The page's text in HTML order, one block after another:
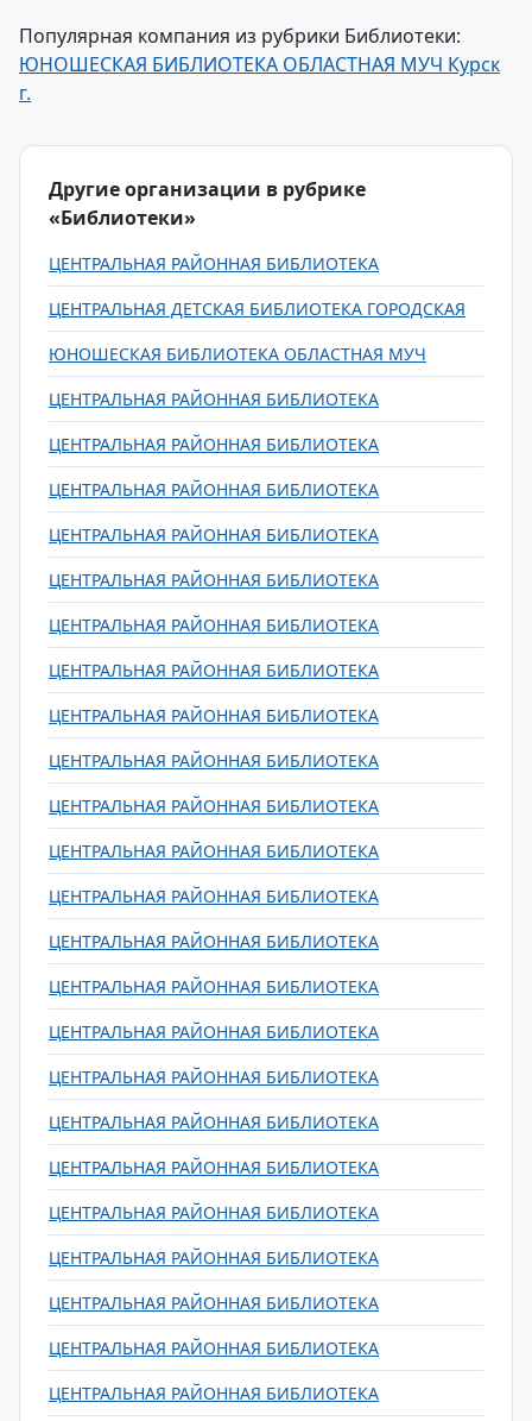
Популярная компания из рубрики Библиотеки:
ЮНОШЕСКАЯ БИБЛИОТЕКА ОБЛАСТНАЯ МУЧ Курск
г.
Другие организации в рубрике
«Библиотеки»
ЦЕНТРАЛЬНАЯ РАЙОННАЯ БИБЛИОТЕКА
ЦЕНТРАЛЬНАЯ ДЕТСКАЯ БИБЛИОТЕКА ГОРОДСКАЯ
ЮНОШЕСКАЯ БИБЛИОТЕКА ОБЛАСТНАЯ МУЧ
ЦЕНТРАЛЬНАЯ РАЙОННАЯ БИБЛИОТЕКА
ЦЕНТРАЛЬНАЯ РАЙОННАЯ БИБЛИОТЕКА
ЦЕНТРАЛЬНАЯ РАЙОННАЯ БИБЛИОТЕКА
ЦЕНТРАЛЬНАЯ РАЙОННАЯ БИБЛИОТЕКА
ЦЕНТРАЛЬНАЯ РАЙОННАЯ БИБЛИОТЕКА
ЦЕНТРАЛЬНАЯ РАЙОННАЯ БИБЛИОТЕКА
ЦЕНТРАЛЬНАЯ РАЙОННАЯ БИБЛИОТЕКА
ЦЕНТРАЛЬНАЯ РАЙОННАЯ БИБЛИОТЕКА
ЦЕНТРАЛЬНАЯ РАЙОННАЯ БИБЛИОТЕКА
ЦЕНТРАЛЬНАЯ РАЙОННАЯ БИБЛИОТЕКА
ЦЕНТРАЛЬНАЯ РАЙОННАЯ БИБЛИОТЕКА
ЦЕНТРАЛЬНАЯ РАЙОННАЯ БИБЛИОТЕКА
ЦЕНТРАЛЬНАЯ РАЙОННАЯ БИБЛИОТЕКА
ЦЕНТРАЛЬНАЯ РАЙОННАЯ БИБЛИОТЕКА
ЦЕНТРАЛЬНАЯ РАЙОННАЯ БИБЛИОТЕКА
ЦЕНТРАЛЬНАЯ РАЙОННАЯ БИБЛИОТЕКА
ЦЕНТРАЛЬНАЯ РАЙОННАЯ БИБЛИОТЕКА
ЦЕНТРАЛЬНАЯ РАЙОННАЯ БИБЛИОТЕКА
ЦЕНТРАЛЬНАЯ РАЙОННАЯ БИБЛИОТЕКА
ЦЕНТРАЛЬНАЯ РАЙОННАЯ БИБЛИОТЕКА
ЦЕНТРАЛЬНАЯ РАЙОННАЯ БИБЛИОТЕКА
ЦЕНТРАЛЬНАЯ РАЙОННАЯ БИБЛИОТЕКА
ЦЕНТРАЛЬНАЯ РАЙОННАЯ БИБЛИОТЕКА